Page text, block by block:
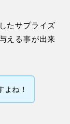
たサプライズ
える事が出来
よね！